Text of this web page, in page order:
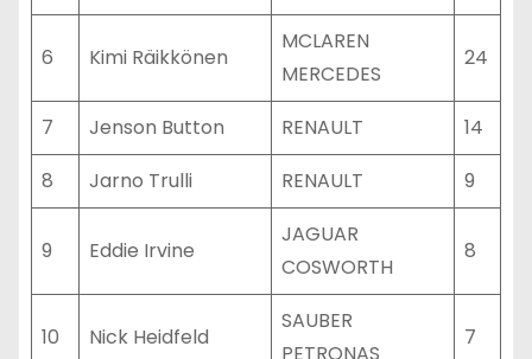
6 Kimi Räikkönen
MCLAREN
MERCEDES
24
7 Jenson Button RENAULT
14
8
Jarno Trulli RENAULT 9
9 Eddie Irvine
JAGUAR
COSWORTH
8
10 Nick Heidfeld
SAUBER
7